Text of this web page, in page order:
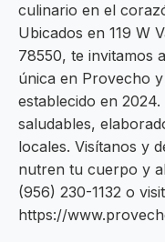
culinario en el
Ubicados en 119 W
78550, te invitamos
única en Provecho
establecido en
saludables,
locales. Visítanos y
nutren tu cuerpo y
(956) 230-1132 o
https://